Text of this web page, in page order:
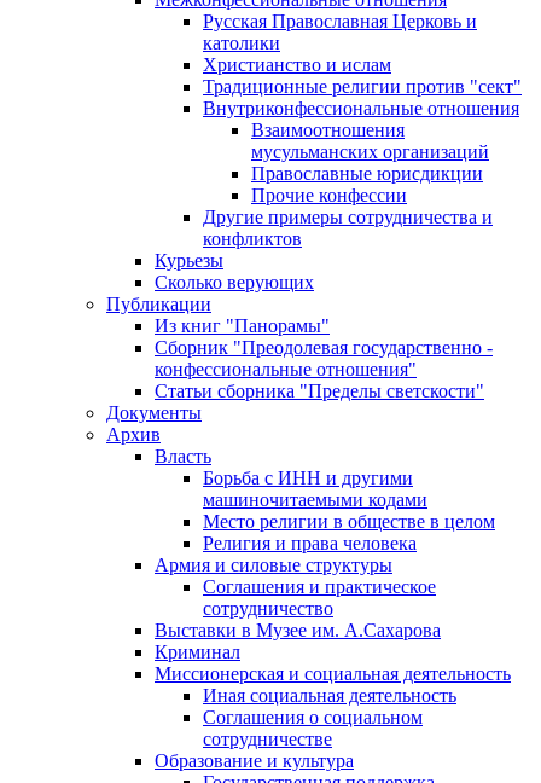
Русская Православная Церковь и
католики
Христианство и ислам
Традиционные религии против "сект"
Внутриконфессиональные отношения
Взаимоотношения
мусульманских организаций
Православные юрисдикции
Прочие конфессии
Другие примеры сотрудничества и
конфликтов
Курьезы
Сколько верующих
Публикации
Из книг "Панорамы"
Сборник "Преодолевая государственно -
конфессиональные отношения"
Статьи сборника "Пределы светскости"
Документы
Архив
Власть
Борьба с ИНН и другими
машиночитаемыми кодами
Место религии в обществе в целом
Религия и права человека
Армия и силовые структуры
Соглашения и практическое
сотрудничество
Выставки в Музее им. А.Сахарова
Криминал
Миссионерская и социальная деятельность
Иная социальная деятельность
Соглашения о социальном
сотрудничестве
Образование и культура